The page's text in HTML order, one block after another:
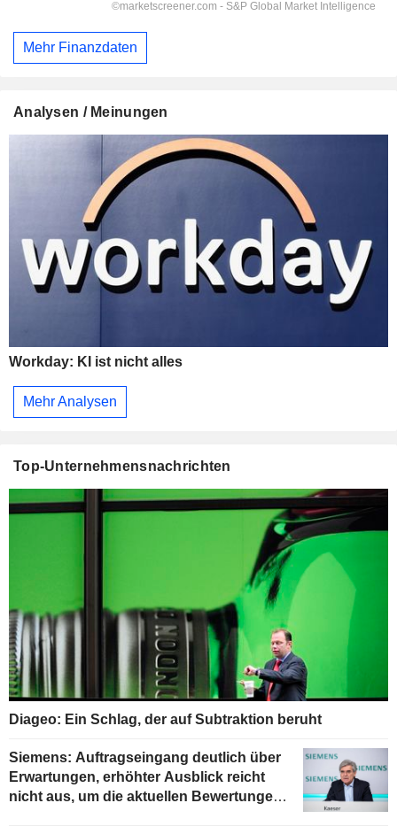
Mehr Finanzdaten
Analysen / Meinungen
Workday: KI ist nicht alles
Mehr Analysen
Top-Unternehmensnachrichten
Diageo: Ein Schlag, der auf Subtraktion beruht
Siemens: Auftragseingang deutlich über
Erwartungen, erhöhter Ausblick reicht
nicht aus, um die aktuellen Bewertungen